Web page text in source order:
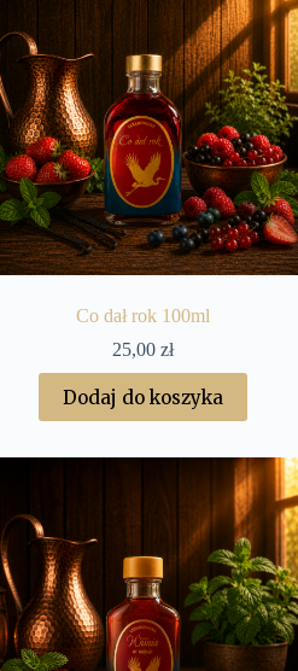
Co dał rok 100ml
25,00zł
Dodaj do koszyka